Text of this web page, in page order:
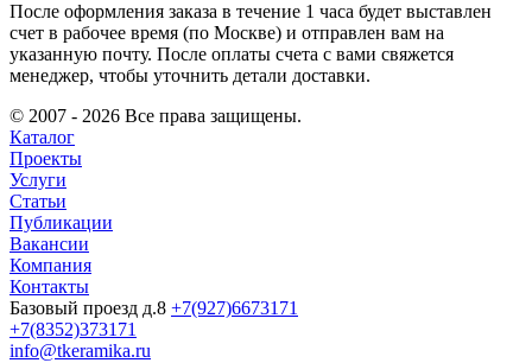
После оформления заказа в течение 1 часа будет выставлен
счет в рабочее время (по Москве) и отправлен вам на
указанную почту. После оплаты счета с вами свяжется
менеджер, чтобы уточнить детали доставки.
© 2007 - 2026 Все права защищены.
Каталог
Проекты
Услуги
Статьи
Публикации
Вакансии
Компания
Контакты
Базовый проезд д.8 +7(927)6673171
+7(8352)373171
info@tkeramika.ru